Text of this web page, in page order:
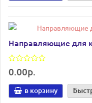
Направляющие для
0.00р.
в корзину